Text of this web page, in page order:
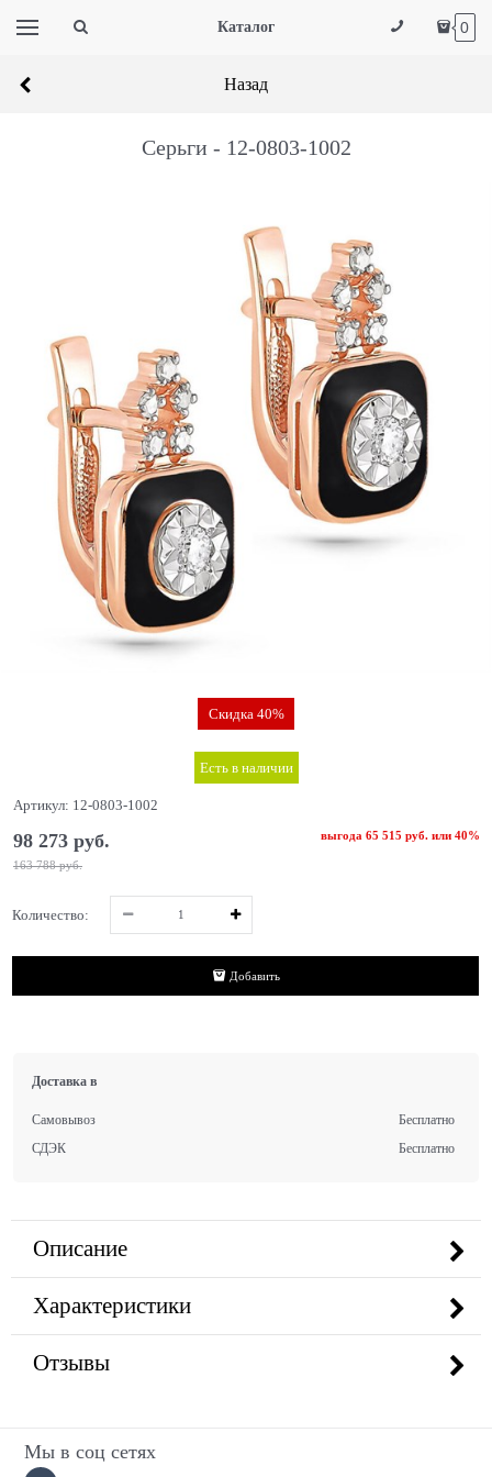
Каталог 0
Назад
Серьги - 12-0803-1002
Скидка 40%
Есть в наличии
Артикул: 12-0803-1002
163 788 руб.
98 273 руб. выгода 65 515 руб.или 40%
Количество:
Добавить
Доставка в
Самовывоз
Бесплатно
СДЭК
Бесплатно
Описание
Характеристики
Отзывы
Мы в соц сетях